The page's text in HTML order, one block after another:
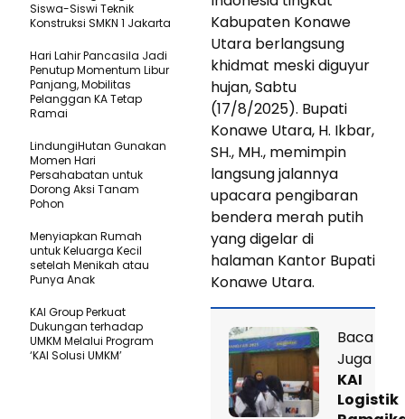
Kabupaten Konawe
Utara berlangsung
khidmat meski diguyur
hujan, Sabtu
(17/8/2025). Bupati
Konawe Utara, H. Ikbar,
SH., MH., memimpin
langsung jalannya
upacara pengibaran
bendera merah putih
yang digelar di
halaman Kantor Bupati
Konawe Utara.
Baca
Juga
KAI
Logistik
Siswa-Siswi Teknik
Konstruksi SMKN 1 Jakarta
Hari Lahir Pancasila Jadi
Penutup Momentum Libur
Panjang, Mobilitas
Pelanggan KA Tetap
Ramai
LindungiHutan Gunakan
Momen Hari
Persahabatan untuk
Dorong Aksi Tanam
Pohon
Menyiapkan Rumah
untuk Keluarga Kecil
setelah Menikah atau
Punya Anak
KAI Group Perkuat
Dukungan terhadap
UMKM Melalui Program
‘KAI Solusi UMKM’